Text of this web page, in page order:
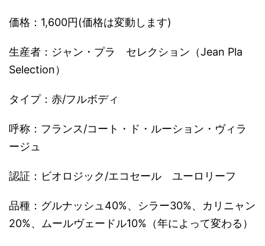
価格：1,600円(価格は変動します)
生産者：ジャン・プラ セレクション（Jean Pla
Selection）
タイプ：赤/フルボディ
呼称：フランス/コート・ド・ルーション・ヴィラ
ージュ
認証：ビオロジック/エコセール ユーロリーフ
品種：グルナッシュ40%、シラー30%、カリニャン
20%、ムールヴェードル10%（年によって変わる）